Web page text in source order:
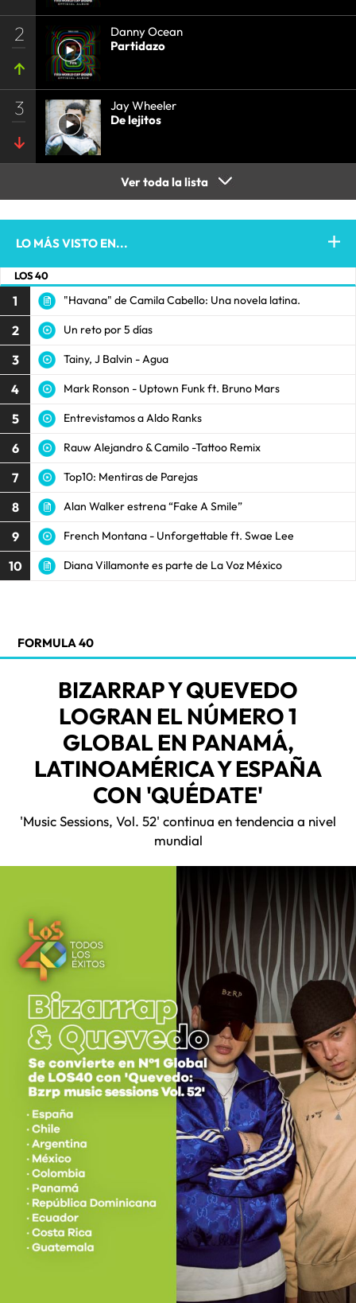
2
Danny Ocean
Partidazo
3
Jay Wheeler
De lejitos
Ver toda la lista
LO MÁS VISTO EN...
LOS 40
1 "Havana" de Camila Cabello: Una novela latina.
2 Un reto por 5 días
3 Tainy, J Balvin - Agua
4 Mark Ronson - Uptown Funk ft. Bruno Mars
5 Entrevistamos a Aldo Ranks
6 Rauw Alejandro & Camilo -Tattoo Remix
7 Top10: Mentiras de Parejas
8 Alan Walker estrena “Fake A Smile”
9 French Montana - Unforgettable ft. Swae Lee
10 Diana Villamonte es parte de La Voz México
FORMULA 40
BIZARRAP Y QUEVEDO
LOGRAN EL NÚMERO 1
GLOBAL EN PANAMÁ,
LATINOAMÉRICA Y ESPAÑA
CON 'QUÉDATE'
'Music Sessions, Vol. 52' continua en tendencia a nivel
mundial